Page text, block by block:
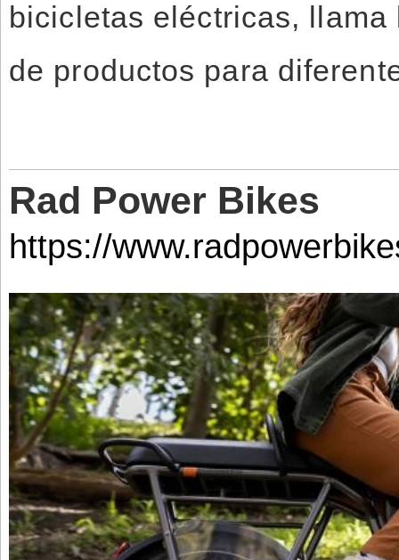
bicicletas eléctricas,
de productos para
Rad Power Bikes
https://